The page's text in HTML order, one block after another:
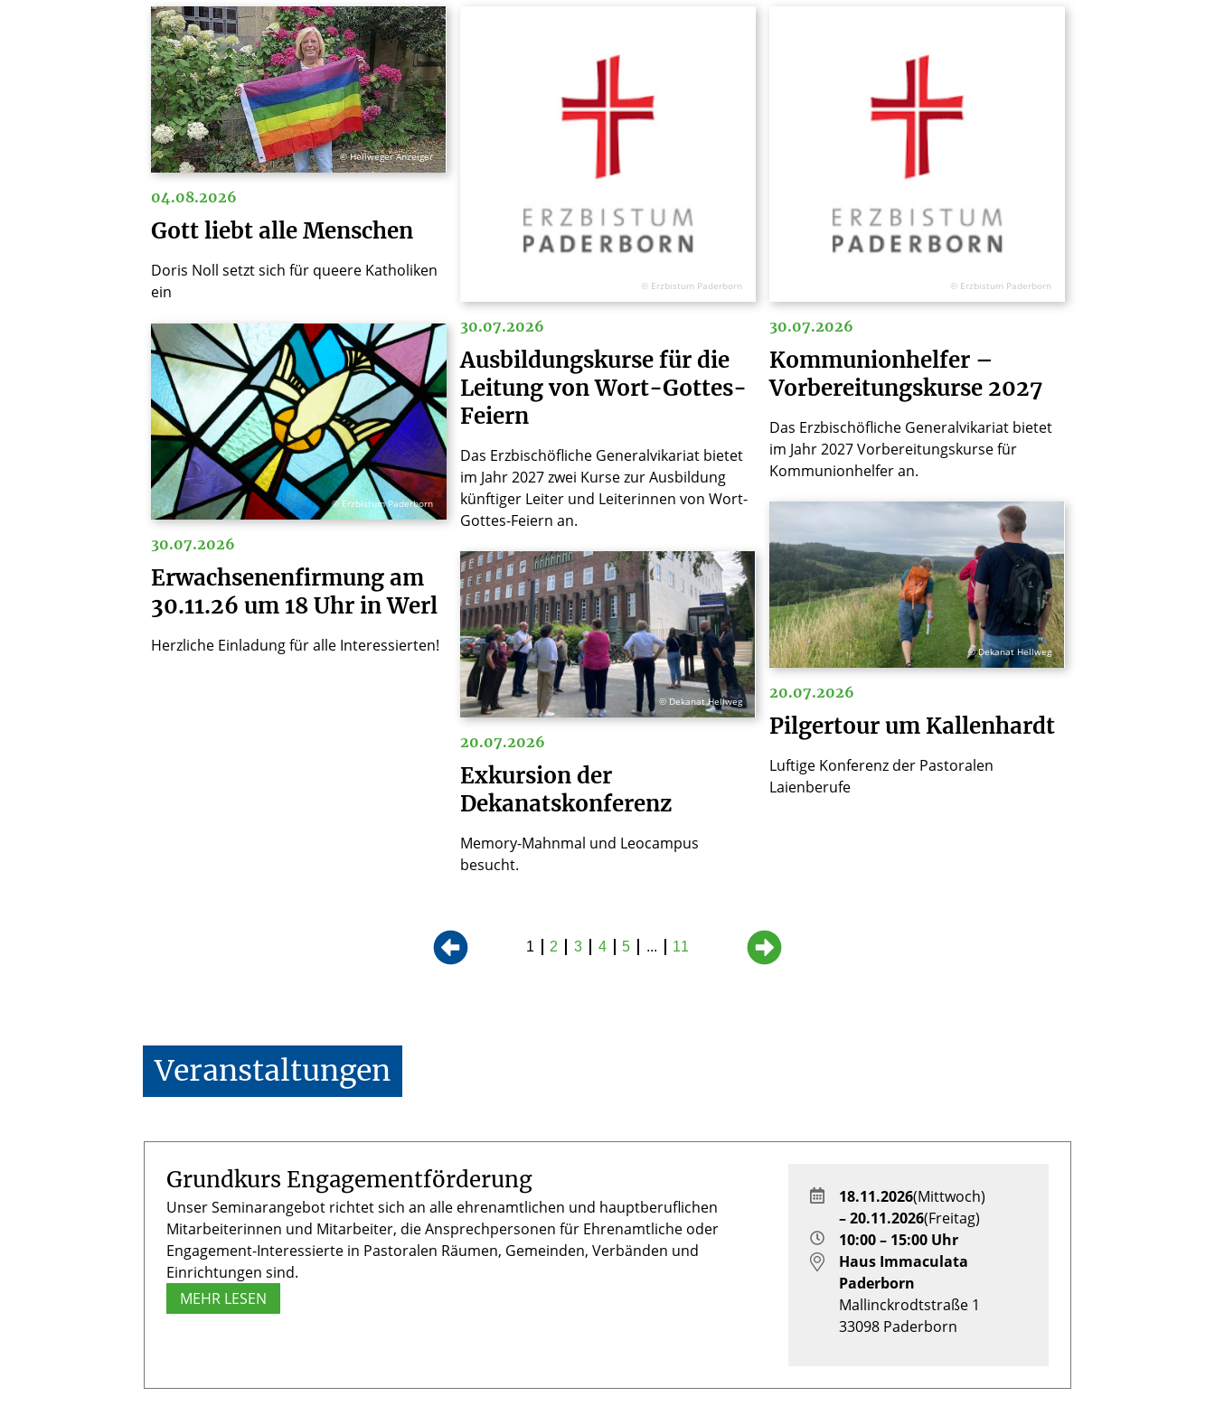
© Hellweger Anzeiger
04.08.2026
Gott liebt alle Menschen
Doris Noll setzt sich für queere Katholiken
ein
© Erzbistum Paderborn
30.07.2026
Ausbildungskurse für die
Leitung von Wort-Gottes-
Feiern
Das Erzbischöfliche Generalvikariat bietet
im Jahr 2027 zwei Kurse zur Ausbildung
künftiger Leiter und Leiterinnen von Wort-
Gottes-Feiern an.
© Erzbistum Paderborn
30.07.2026
Kommunionhelfer –
Vorbereitungskurse 2027
Das Erzbischöfliche Generalvikariat bietet
im Jahr 2027 Vorbereitungskurse für
Kommunionhelfer an.
© Erzbistum Paderborn
30.07.2026
Erwachsenenfirmung am
30.11.26 um 18 Uhr in Werl
Herzliche Einladung für alle Interessierten!
© Dekanat Hellweg
20.07.2026
Exkursion der
Dekanatskonferenz
Memory-Mahnmal und Leocampus
besucht.
© Dekanat Hellweg
20.07.2026
Pilgertour um Kallenhardt
Luftige Konferenz der Pastoralen
Laienberufe
1 2 3 4 5 ... 11
Veranstaltungen
Grundkurs Engagementförderung
Unser Seminarangebot richtet sich an alle ehrenamtlichen und hauptberuflichen
Mitarbeiterinnen und Mitarbeiter, die Ansprechpersonen für Ehrenamtliche oder
Engagement-Interessierte in Pastoralen Räumen, Gemeinden, Verbänden und
Einrichtungen sind.
MEHR LESEN
18.11.2026(Mittwoch)
– 20.11.2026(Freitag)
10:00 – 15:00 Uhr
Haus Immaculata
Paderborn
Mallinckrodtstraße 1
33098 Paderborn